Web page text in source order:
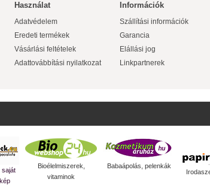
Használat
Adatvédelem
Eredeti termékek
Vásárlási feltételek
Adattovábbítási nyilatkozat
Információk
Szállítási információk
Garancia
Elállási jog
Linkpartnerek
saját
Bioélelmiszerek,
vitaminok
Babaápolás, pelenkák